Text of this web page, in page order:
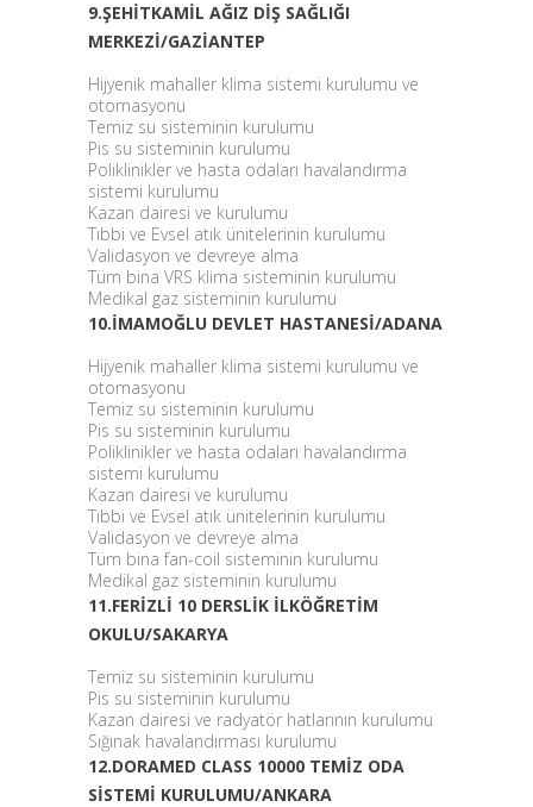
9.ŞEHİTKAMİL AĞIZ DİŞ SAĞLIĞI
MERKEZİ/GAZİANTEP
Hijyenik mahaller klima sistemi kurulumu ve
otomasyonu
Temiz su sisteminin kurulumu
Pis su sisteminin kurulumu
Poliklinikler ve hasta odaları havalandırma
sistemi kurulumu
Kazan dairesi ve kurulumu
Tıbbi ve Evsel atık ünitelerinin kurulumu
Validasyon ve devreye alma
Tüm bina VRS klima sisteminin kurulumu
Medikal gaz sisteminin kurulumu
10.İMAMOĞLU DEVLET HASTANESİ/ADANA
Hijyenik mahaller klima sistemi kurulumu ve
otomasyonu
Temiz su sisteminin kurulumu
Pis su sisteminin kurulumu
Poliklinikler ve hasta odaları havalandırma
sistemi kurulumu
Kazan dairesi ve kurulumu
Tıbbi ve Evsel atık ünitelerinin kurulumu
Validasyon ve devreye alma
Tüm bina fan-coil sisteminin kurulumu
Medikal gaz sisteminin kurulumu
11.FERİZLİ 10 DERSLİK İLKÖĞRETİM
OKULU/SAKARYA
Temiz su sisteminin kurulumu
Pis su sisteminin kurulumu
Kazan dairesi ve radyatör hatlarının kurulumu
Sığınak havalandırması kurulumu
12.DORAMED CLASS 10000 TEMİZ ODA
SİSTEMİ KURULUMU/ANKARA